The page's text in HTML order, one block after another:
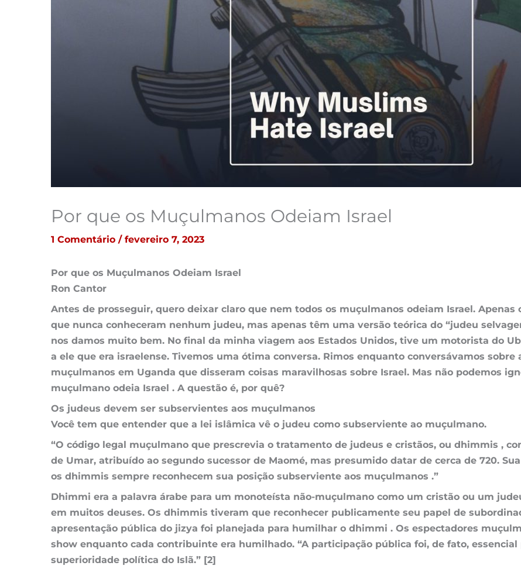
Por que os Muçulmanos Odeiam Israel
1 Comentário / fevereiro 7, 2023
Por que os Muçulmanos Odeiam Israel
Ron Cantor
Antes de prosseguir, quero deixar claro que nem todos os muçulmanos odeiam Israel.
que nunca conheceram nenhum judeu, mas apenas têm uma versão teórica do “judeu
nos damos muito bem. No final da minha viagem aos Estados Unidos, tive um motorista do
a ele que era israelense. Tivemos uma ótima conversa. Rimos enquanto conversávamos
muçulmanos em Uganda que disseram coisas maravilhosas sobre Israel. Mas não podemos
muçulmano odeia Israel . A questão é, por quê?
Os judeus devem ser subservientes aos muçulmanos
Você tem que entender que a lei islâmica vê o judeu como subserviente ao muçulmano.
“O código legal muçulmano que prescrevia o tratamento de judeus e cristãos, ou dhimmis ,
de Umar, atribuído ao segundo sucessor de Maomé, mas presumido datar de cerca de 720.
os dhimmis sempre reconhecem sua posição subserviente aos muçulmanos .”
Dhimmi era a palavra árabe para um monoteísta não-muçulmano como um cristão ou um
em muitos deuses. Os dhimmis tiveram que reconhecer publicamente seu papel de
apresentação pública do jizya foi planejada para humilhar o dhimmi . Os espectadores
show enquanto cada contribuinte era humilhado. “A participação pública foi, de fato,
superioridade política do Islã.” [2]